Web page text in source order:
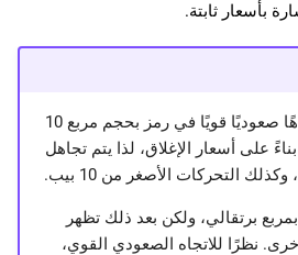
بأسعار ثابتة.
يظهر المخطط أدناه اتجاهًا صعوديًا قويًا في رمز بحجم مربع 10
على أسعار الإغلاق، لذا يتم تجاهل
التحركات الأصغر من 10 بيب.
برتقالي، ولكن بعد ذلك تظهر
نظرًا للاتجاه الصعودي القوي،